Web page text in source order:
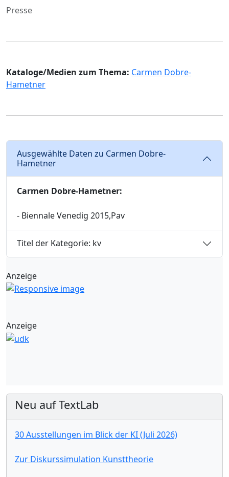
Presse
Kataloge/Medien zum Thema: Carmen Dobre-
Hametner
Ausgewählte Daten zu Carmen Dobre-
Hametner
Carmen Dobre-Hametner:
- Biennale Venedig 2015,Pav
Titel der Kategorie: kv
Anzeige
Anzeige
Neu auf TextLab
30 Ausstellungen im Blick der KI (Juli 2026)
Zur Diskurssimulation Kunsttheorie